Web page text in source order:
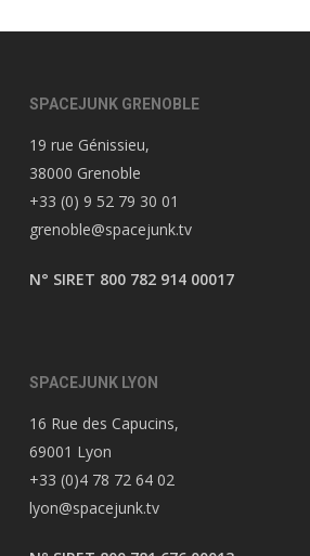
SPACEJUNK GRENOBLE
19 rue Génissieu,
38000 Grenoble
+33 (0) 9 52 79 30 01
grenoble@spacejunk.tv
N° SIRET 800 782 914 00017
SPACEJUNK LYON
16 Rue des Capucins,
69001 Lyon
+33 (0)4 78 72 64 02
lyon@spacejunk.tv